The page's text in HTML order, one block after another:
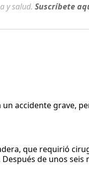
y salud. Suscríbete
accidente grave,
que requirió
de unos seis